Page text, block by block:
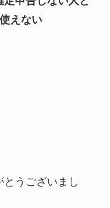
えない
うございまし